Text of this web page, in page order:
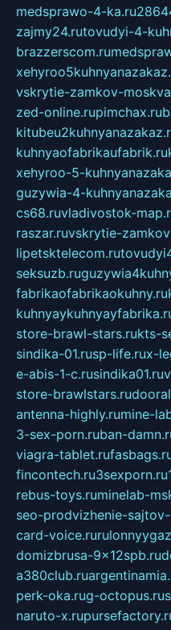
medsprawo-4-ka.ru
zajmy24.rutovudyi-4-
brazzerscom.ru
vskrytie-zamkov-
zed-online.rupimchax.ru
kuhnyaofabrikaufabrik.ru
xehyroo-5-
guzywia-4-
cs68.ruvladivostok-
raszar.ruvskrytie-
lipetsktelecom.ru
seksuzb.ru
fabrikaofabrikaokuhny.ru
store-brawl-stars.rukts-
sindika-01.rusp-life.rux-
e-abis-1-c.rusindika01.ru
store-brawlstars.ru
antenna-highly.rumine-
3-sex-porn.ruban-
viagra-tablet.ru
fincontech.ru3sexporn.ru
rebus-toys.ruminelab-
seo-prodvizhenie-
card-voice.ru
domizbrusa-9x12spb.ru
a380club.ru
perk-oka.rug-octopus.ru
naruto-x.ru